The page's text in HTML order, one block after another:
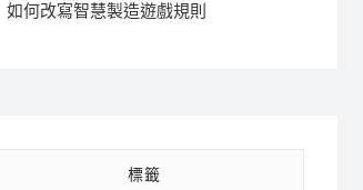
如何改寫智慧製造遊戲規則
標籤